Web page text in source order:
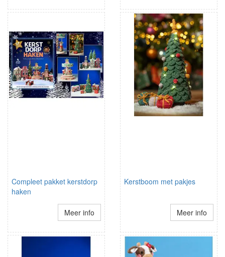
Compleet pakket kerstdorp
haken
Meer info
Kerstboom met pakjes
Meer info